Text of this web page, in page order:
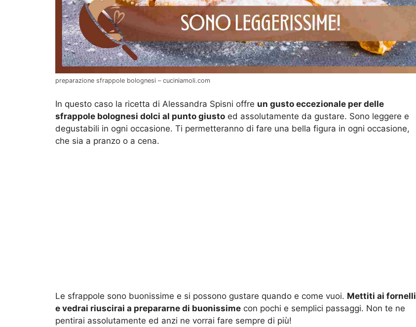
preparazione sfrappole bolognesi – cuciniamoli.com
In questo caso la ricetta di Alessandra Spisni offre un gusto eccezionale per delle
sfrappole bolognesi dolci al punto giusto ed assolutamente da gustare. Sono leggere e
degustabili in ogni occasione. Ti permetteranno di fare una bella figura in ogni occasione,
che sia a pranzo o a cena.
Le sfrappole sono buonissime e si possono gustare quando e come vuoi. Mettiti ai fornelli
e vedrai riuscirai a prepararne di buonissime con pochi e semplici passaggi. Non te ne
pentirai assolutamente ed anzi ne vorrai fare sempre di più!